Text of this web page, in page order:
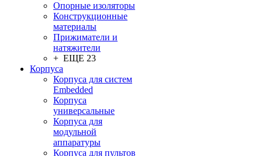
Опорные изоляторы
Конструкционные
материалы
Прижиматели и
натяжители
+ ЕЩЕ 23
Корпуса
Корпуса для систем
Embedded
Корпуса
универсальные
Корпуса для
модульной
аппаратуры
Корпуса для пультов